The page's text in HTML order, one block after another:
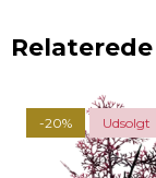
-20% Udsolgt